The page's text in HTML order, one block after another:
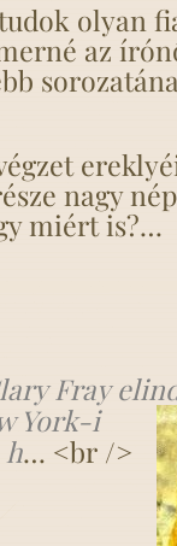
olyan
az
nagy
miért is?…
Fray
York-i
… <br />